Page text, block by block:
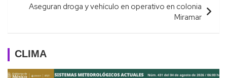
Aseguran droga y vehículo en operativo en colonia
Miramar
CLIMA